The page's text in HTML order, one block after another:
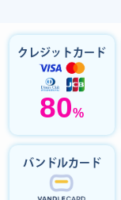
クレジットカード
80%
バンドルカード